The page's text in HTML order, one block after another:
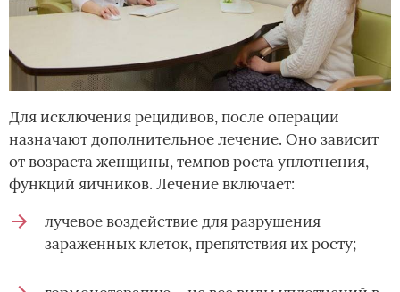
Для исключения рецидивов, после операции
назначают дополнительное лечение. Оно зависит
от возраста женщины, темпов роста уплотнения,
функций яичников. Лечение включает:
лучевое воздействие для разрушения
зараженных клеток, препятствия их росту;